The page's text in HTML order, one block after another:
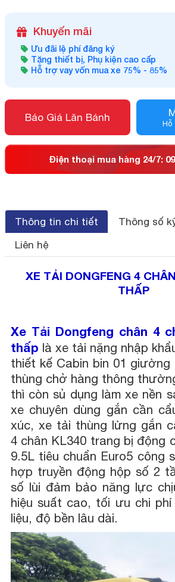
Khuyến mãi
Ưu đãi lệ phí đăng ký
Tặng thiết bị, Phụ kiện cao cấp
Hỗ trợ vay vốn mua xe 75% - 85%
Báo Giá Lăn Bánh
Hỗ
Điện thoại mua hàng 24/7:
Thông tin chi tiết
Thông số
Liên hệ
XE TẢI DONGFENG 4
THẤP
Xe Tải Dongfeng chân 4
thấp là xe tải nặng nhập
thiết kế Cabin bin 01
thùng chở hàng thông
thì còn sủ dụng làm xe nền
xe chuyên dùng gắn cần
xúc, xe tải thùng lửng gắn
4 chân KL340 trang bị động
9.5L tiêu chuẩn Euro5 công
hợp truyền động hộp số 2
số lùi đảm bảo năng lực
hiệu suất cao, tối ưu chi phí
liệu, độ bền lâu dài.